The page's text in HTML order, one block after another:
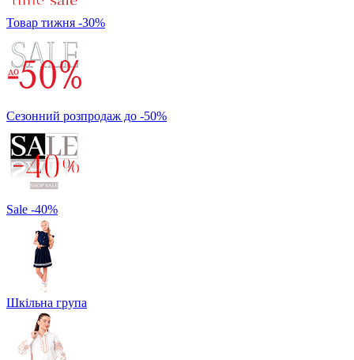
Товар тижня -30%
Сезонний розпродаж до -50%
Sale -40%
Шкільна група